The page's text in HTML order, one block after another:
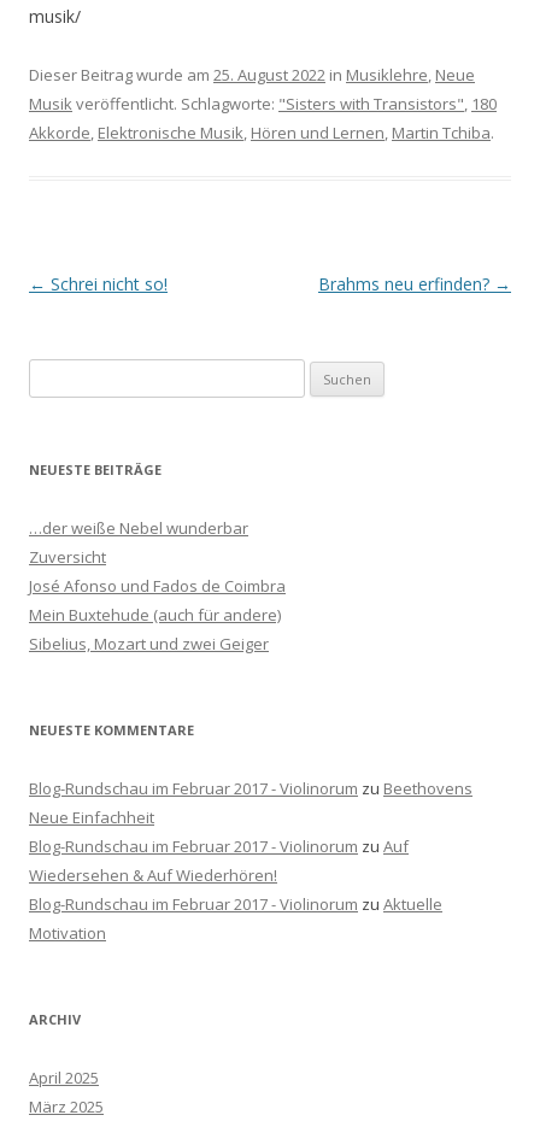
musik/
Dieser Beitrag wurde am 25. August 2022 in Musiklehre, Neue
Musikveröffentlicht. Schlagworte: "Sisters with Transistors", 180
Akkorde, Elektronische Musik, Hören und Lernen, Martin Tchiba.
Beitrags-
← Schrei nicht so! Brahms neu erfinden? →
u
h
n
a
c
h
NEUESTE BEITRÄGE
…der weiße Nebel wunderbar
Zuversicht
José Afonso und Fados de Coimbra
Mein Buxtehude (auch für andere)
Sibelius, Mozart und zwei Geiger
NEUESTE KOMMENTARE
Blog-Rundschau im Februar 2017 - Violinorum zu Beethovens
Neue Einfachheit
Blog-Rundschau im Februar 2017 - Violinorum zu Auf
Wiedersehen & Auf Wiederhören!
Blog-Rundschau im Februar 2017 - Violinorum zu Aktuelle
Motivation
ARCHIV
April 2025
März 2025